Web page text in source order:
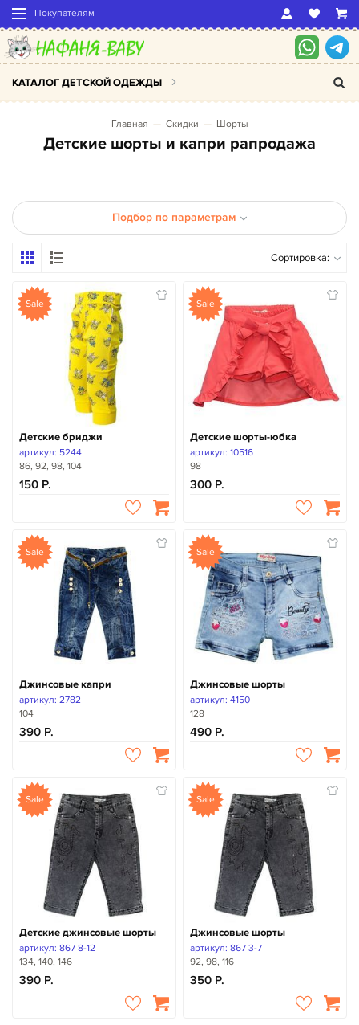
Покупателям
КАТАЛОГ ДЕТСКОЙ ОДЕЖДЫ
Главная Скидки Шорты
Детские шорты и капри рапродажа
Подбор по параметрам
Сортировка:
Sale
Детские бриджи
артикул: 5244
86, 92, 98, 104
150
Sale
Детские шорты-юбка
артикул: 10516
98
300
Sale
Джинсовые капри
артикул: 2782
104
390
Sale
Джинсовые шорты
артикул: 4150
128
490
Sale
Детские джинсовые шорты
артикул: 867 8-12
134, 140, 146
390
Sale
Джинсовые шорты
артикул: 867 3-7
92, 98, 116
350